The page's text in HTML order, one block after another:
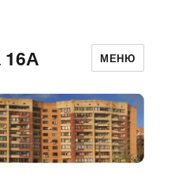
МЕНЮ